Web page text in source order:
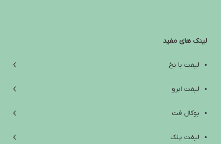
تفاوت آمپول لاغری ایرانی و خارجی؛ راهنمای انتخاب ایمن و واقع‌بینانه
آب کردن غبغب: از علت‌ها و تمرین‌های خانگی تا روش‌های کلینیکی مؤثر
افتادگی پوست زیر چانه؛ علت‌ها، راه‌های درمان و انتخاب بهترین روش
بهترین آمپول لاغری خارجی؛ راهنمای انتخاب ایمن بین اوزمپیک،
Effects, Contraindications, and Safety Tips
لینک های مفید
لیفت با نخ
لیفت ابرو
بوکال فت
لیفت پلک